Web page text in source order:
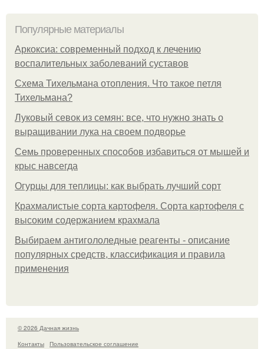
Популярные материалы
Аркоксиа: современный подход к лечению
воспалительных заболеваний суставов
Схема Тихельмана отопления. Что такое петля
Тихельмана?
Луковый севок из семян: все, что нужно знать о
выращивании лука на своем подворье
Семь проверенных способов избавиться от мышей и
крыс навсегда
Огурцы для теплицы: как выбрать лучший сорт
Крахмалистые сорта картофеля. Сорта картофеля с
высоким содержанием крахмала
Выбираем антигололедные реагенты - описание
популярных средств, классификация и правила
применения
© 2026 Дачная жизнь
Контакты
Пользовательское соглашение